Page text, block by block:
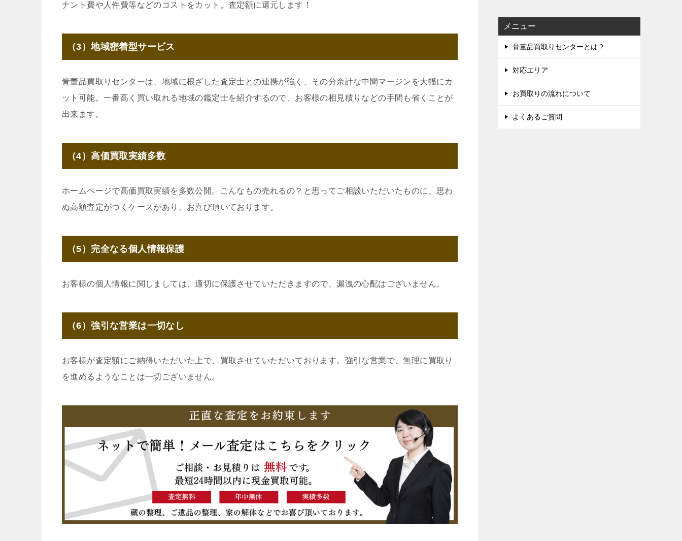
ナント費や人件費等などのコストをカット。査定額に還元します！
（3）地域密着型サービス
骨董品買取りセンターは、地域に根ざした査定士との連携が強く、その分余計な中間マージンを大幅にカ
ット可能。一番高く買い取れる地域の鑑定士を紹介するので、お客様の相見積りなどの手間も省くことが
出来ます。
（4）高価買取実績多数
ホームページで高価買取実績を多数公開。こんなもの売れるの？と思ってご相談いただいたものに、思わ
ぬ高額査定がつくケースがあり、お喜び頂いております。
（5）完全なる個人情報保護
お客様の個人情報に関しましては、適切に保護させていただきますので、漏洩の心配はございません。
（6）強引な営業は一切なし
お客様が査定額にご納得いただいた上で、買取させていただいております。強引な営業で、無理に買取り
を進めるようなことは一切ございません。
メニュー
骨董品買取りセンターとは？
対応エリア
お買取りの流れについて
よくあるご質問